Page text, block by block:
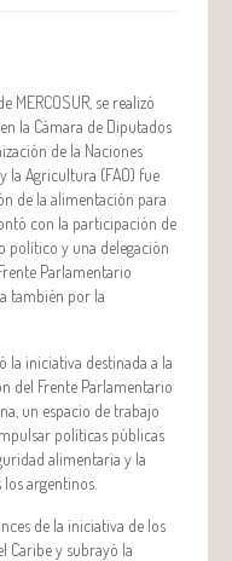
MERCOSUR, se realizó
la Cámara de Diputados
de la Naciones
la Agricultura (FAO) fue
de la alimentación para
con la participación de
político y una delegación
Parlamentario
también por la
la iniciativa destinada a la
del Frente Parlamentario
un espacio de trabajo
políticas públicas
alimentaria y la
argentinos.
de la iniciativa de los
Caribe y subrayó la